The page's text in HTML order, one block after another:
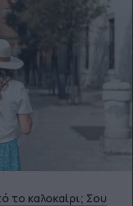
το καλοκαίρι; Σου